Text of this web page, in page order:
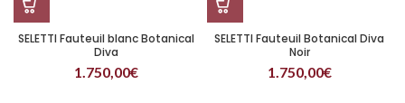
SELETTI Fauteuil blanc Botanical
Diva
1.750,00€
SELETTI Fauteuil Botanical Diva
Noir
1.750,00€